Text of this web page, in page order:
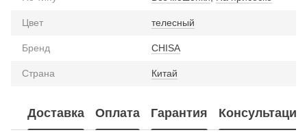
Цвет телесный
Бренд CHISA
Страна Китай
Доставка Оплата Гарантия Консультация